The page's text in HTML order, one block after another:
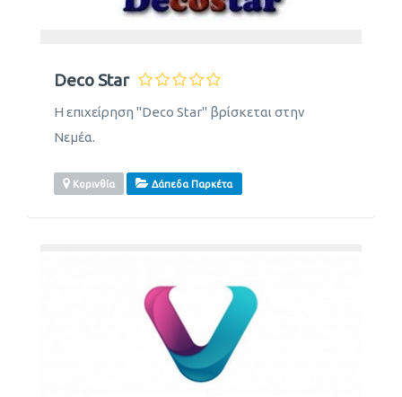
Deco Star
Η επιχείρηση "Deco Star" βρίσκεται στην
Νεμέα.
Κορινθία Δάπεδα Παρκέτα